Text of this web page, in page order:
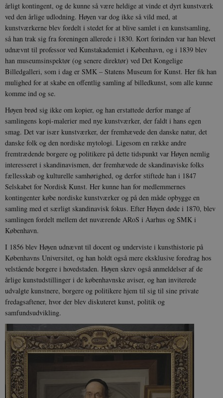
årligt kontingent, og de kunne så være heldige at vinde et dyrt kunstværk
ved den årlige udlodning. Høyen var dog ikke så vild med, at
kunstværkerne blev fordelt i stedet for at blive samlet i en kunstsamling,
så han trak sig fra foreningen allerede i 1830. Kort forinden var han blevet
udnævnt til professor ved Kunstakademiet i København, og i 1839 blev
han museumsinspektør (og senere direktør) ved Det Kongelige
Billedgalleri, som i dag er SMK – Statens Museum for Kunst. Her fik han
mulighed for at skabe en offentlig samling af billedkunst, som alle kunne
komme ind og se.
Høyen brød sig ikke om kopier, og han erstattede derfor mange af
samlingens kopi-malerier med nye kunstværker, der faldt i hans egen
smag. Det var især kunstværker, der fremhævede den danske natur, det
danske folk og den nordiske mytologi. Ligesom en række andre
fremtrædende borgere og politikere på dette tidspunkt var Høyen nemlig
interesseret i skandinavismen, der fremhævede de skandinaviske folks
fællesskab og kulturelle samhørighed, og derfor stiftede han i 1847
Selskabet for Nordisk Kunst. Her kunne han for medlemmernes
kontingenter købe nordiske kunstværker og på den måde opbygge en
samling med et særligt skandinavisk fokus. Efter Høyen døde i 1870, blev
samlingen fordelt mellem det nuværende ARoS i Aarhus og SMK i
København.
I 1856 blev Høyen udnævnt til docent og underviste i kunsthistorie på
Københavns Universitet, og han holdt også mere eksklusive foredrag hos
velstående borgere i hovedstaden. Høyen skrev også anmeldelser af de
årlige kunstudstillinger i de københavnske aviser, og han inviterede
udvalgte kunstnere, borgere og politikere hjem til sig til sine private
fredagsaftener, hvor der blev diskuteret kunst, politik og
samfundsudvikling.